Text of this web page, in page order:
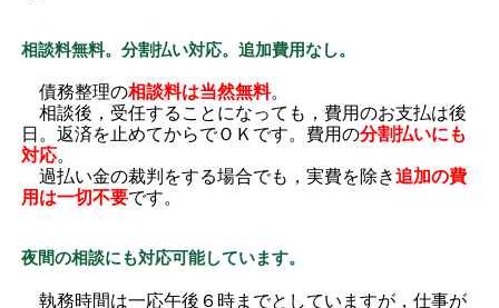
相談料無料。分割払い対応。追加費用なし。
債務整理の相談料は当然無料。
相談後，受任することになっても，費用のお支払は後
日。返済を止めてからでＯＫです。費用の分割払いにも
対応。
過払い金の裁判をする場合でも，実費を除き追加の費
用は一切不要です。
夜間の相談にも対応可能しています。
執務時間は一応午後６時までとしていますが，仕事が